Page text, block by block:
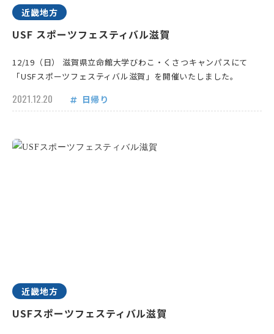
近畿地方
USF スポーツフェスティバル滋賀
12/19（日） 滋賀県立命館大学びわこ・くさつキャンパスにて
「USFスポーツフェスティバル滋賀」を開催いたしました。
2021.12.20 日帰り
近畿地方
USFスポーツフェスティバル滋賀